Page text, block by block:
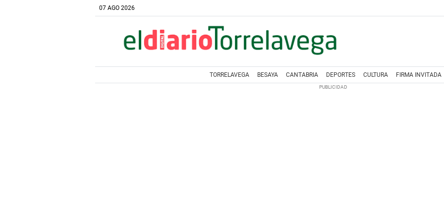
07 AGO 2026
TORRELAVEGA BESAYA CANTABRIA DEPORTES CULTURA FIRMA INVITADA